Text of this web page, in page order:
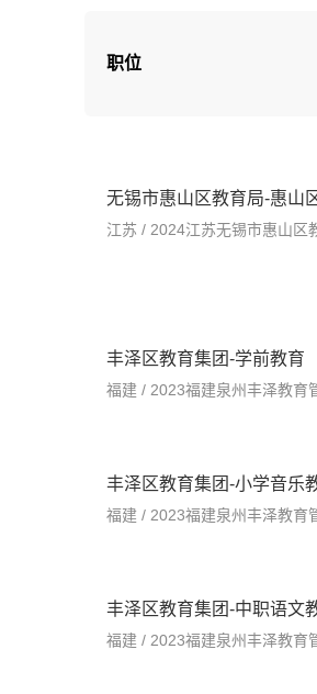
职位
无锡市惠山区教育局-惠山
江苏 / 2024江苏无锡市惠山区
丰泽区教育集团-学前教育
丰泽区教育集团-小学音乐
丰泽区教育集团-中职语文